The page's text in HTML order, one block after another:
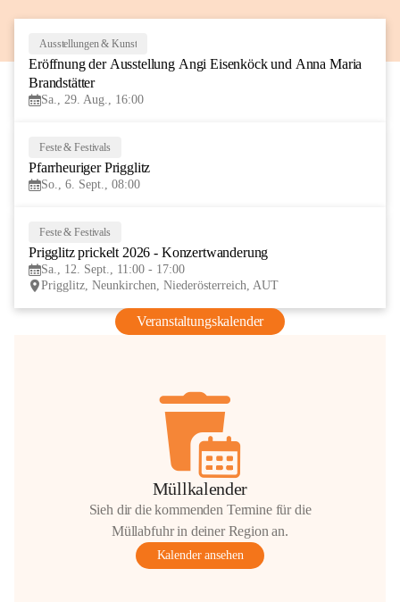
AUG
Ausstellungen & Kunst
Eröffnung der Ausstellung Angi Eisenköck und Anna Maria
Brandstätter
Sa., 29. Aug., 16:00
Feste & Festivals
Pfarrheuriger Prigglitz
So., 6. Sept., 08:00
Feste & Festivals
Prigglitz prickelt 2026 - Konzertwanderung
Sa., 12. Sept., 11:00 - 17:00
Prigglitz, Neunkirchen, Niederösterreich, AUT
Veranstaltungskalender
Müllkalender
Sieh dir die kommenden Termine für die
Müllabfuhr in deiner Region an.
Kalender ansehen